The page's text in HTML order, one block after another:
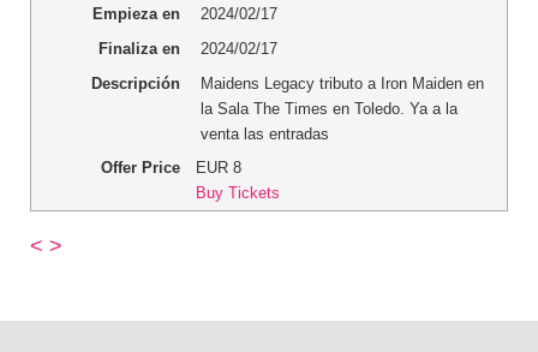
Empieza en
2024/02/17
Finaliza en
2024/02/17
Descripción
Maidens Legacy tributo a Iron Maiden en
la Sala The Times en Toledo. Ya a la
venta las entradas
Offer Price
EUR 8
Buy Tickets
< >